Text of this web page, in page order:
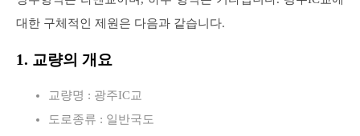
대한 구체적인 제원은 다음과 같습니다.
1. 교량의 개요
교량명 : 광주IC교
도로종류 : 일반국도